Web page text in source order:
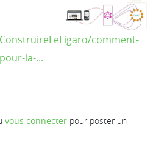
comment-
la-...
vous connecter pour poster un